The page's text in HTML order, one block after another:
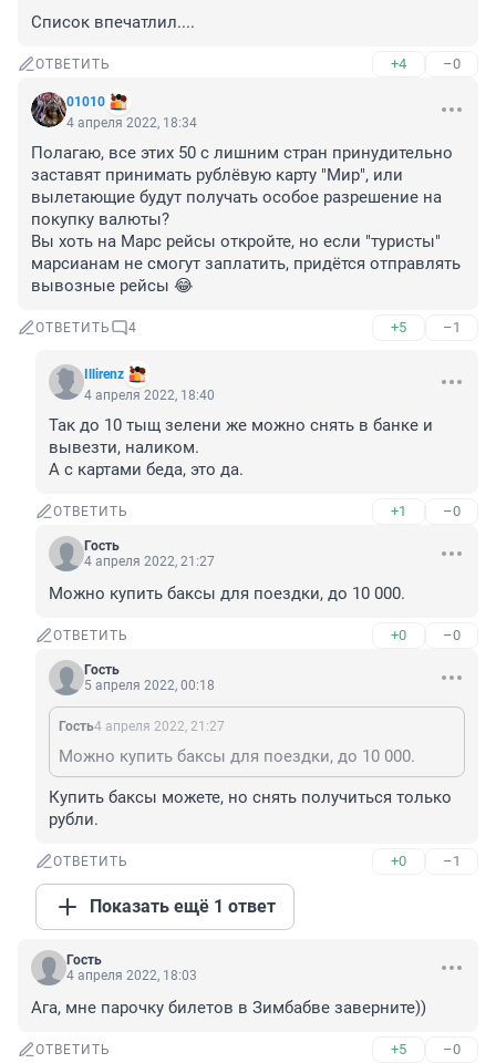
Список впечатлил....
ОТВЕТИТЬ +4 –0
01010
4 апреля 2022, 18:34
Полагаю, все этих 50 с лишним стран принудительно
заставят принимать рублёвую карту "Мир", или
вылетающие будут получать особое разрешение на
покупку валюты?
Вы хоть на Марс рейсы откройте, но если "туристы"
марсианам не смогут заплатить, придётся отправлять
вывозные рейсы 😂
ОТВЕТИТЬ 4 +5 –1
Illirenz
4 апреля 2022, 18:40
Так до 10 тыщ зелени же можно снять в банке и
вывезти, наликом.
А с картами беда, это да.
ОТВЕТИТЬ +1 –0
Гость
4 апреля 2022, 21:27
Можно купить баксы для поездки, до 10 000.
ОТВЕТИТЬ +0 –0
Гость
5 апреля 2022, 00:18
Гость4 апреля 2022, 21:27
Можно купить баксы для поездки, до 10 000.
Купить баксы можете, но снять получиться только
рубли.
ОТВЕТИТЬ +0 –1
Показать ещё 1 ответ
Гость
4 апреля 2022, 18:03
Ага, мне парочку билетов в Зимбабве заверните))
ОТВЕТИТЬ +5 –0